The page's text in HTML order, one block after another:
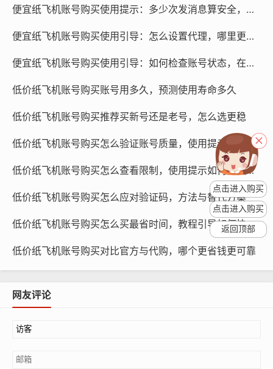
“我想了解一下这款产品的价格，可以提供一下吗？”
息，如账号类型、使用期限、功能等,你可以使用以下话术
向卖家了解产品详情：
便宜纸飞机账号购买使用提示：多少次发消息算安全，怎么控制频率
便宜纸飞机账号购买使用引导：怎么设置代理，哪里更省资源
便宜纸飞机账号购买使用引导：如何检查账号状态，在哪里操作
低价纸飞机账号购买账号用多久，预测使用寿命多久
低价纸飞机账号购买推荐买新号还是老号，怎么选更稳
低价纸飞机账号购买怎么验证账号质量，使用提示与评测
低价纸飞机账号购买怎么查看限制，使用提示如何确认风控
低价纸飞机账号购买怎么应对验证码，方法与替代方案
低价纸飞机账号购买怎么买最省时间，教程引导如何快速完成
低价纸飞机账号购买对比官方与代购，哪个更省钱更可靠
网友评论
点击进入购买
点击进入购买
返回顶部